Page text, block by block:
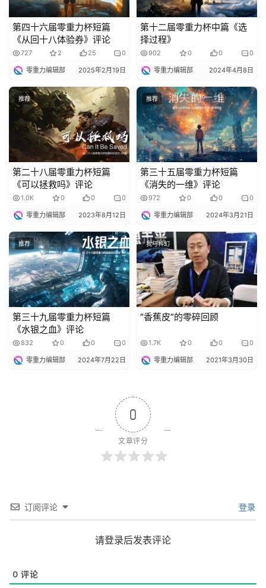
第四十六届零重力杯短篇
《从回十八体验券》评论
727 2 25 0
零重力编辑部 2025年2月19日
第十二届零重力杯中篇《选
择过程》
902 0 0 0
零重力编辑部 2024年4月8日
推荐
第二十八届零重力杯短篇
《可以拯救吗》评论
1.0K 0 0 0
零重力编辑部 2023年8月12日
推荐
第三十五届零重力杯短篇
《消失的一维》评论
972 0 0 0
零重力编辑部 2024年3月21日
推荐
第三十九届零重力杯短篇
《水银之血》评论
832 0 0 0
零重力编辑部 2024年7月22日
我与科幻
“香蕉皮”的零碎回顾
1.7K 0 0 0
零重力编辑部 2021年3月30日
0
文章评分
订阅评论 登录
请登录后发表评论
0 评论